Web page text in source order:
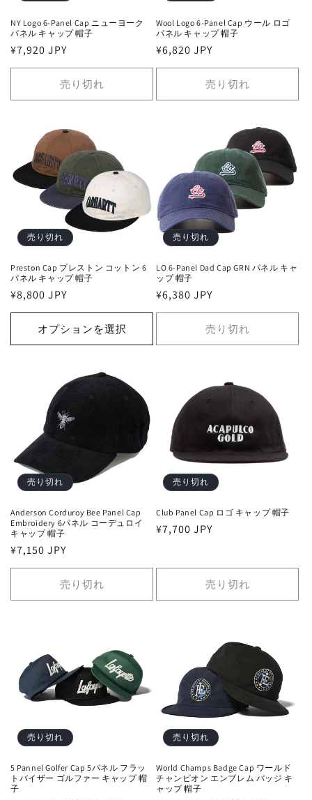
NY Logo 6-Panel Cap ニューヨーク
パネル キャップ 帽子
通
常
格
¥7,920 JPY
売り切れ
Wool Logo 6-Panel Cap ウール ロゴ
パネル キャップ 帽子
通
常
格
¥6,820 JPY
売り切れ
売り切れ
Preston Cap プレストン コットン 6
パネル キャップ 帽子
通
常
格
¥8,800 JPY
オプションを選択
売り切れ
LO 6-Panel Dad Cap GRN パネル キャ
ップ 帽子
通
常
格
¥6,380 JPY
売り切れ
売り切れ
Anderson Corduroy Bee Panel Cap
Embroidery 6パネル コーデュロイ
キャップ 帽子
通
常
格
¥7,150 JPY
売り切れ
売り切れ
Club Panel Cap ロゴ キャップ 帽子
通
¥7,700 JPY
売り切れ
売り切れ
5 Pannel Golfer Cap 5パネル フラッ
トバイザー ゴルファー キャップ 帽
子
売り切れ
World Champs Badge Cap ワールド
チャンピオン エンブレム バッジ キ
ャップ 帽子